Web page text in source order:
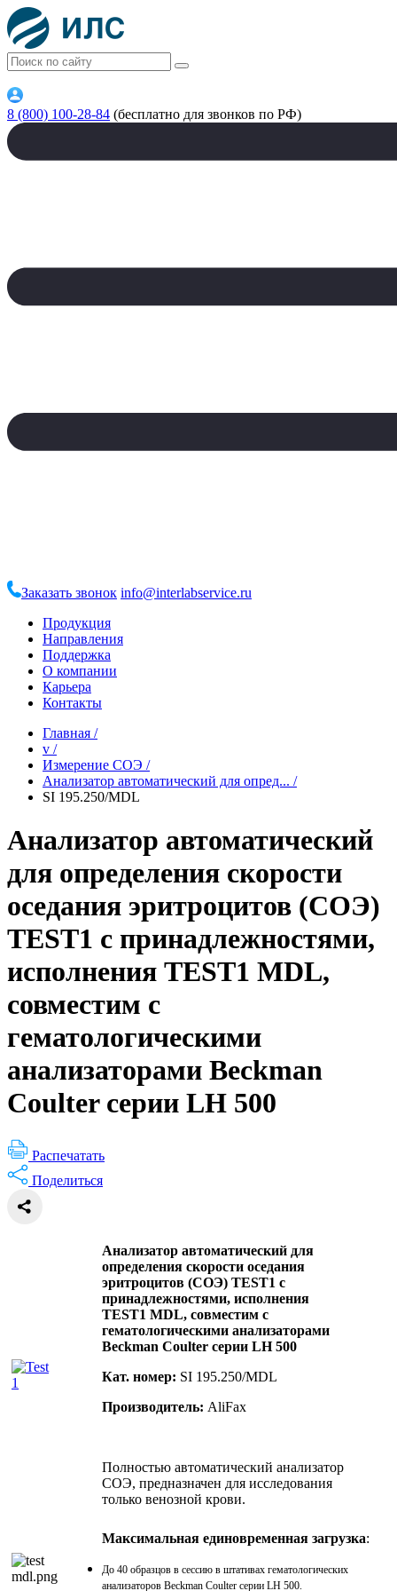
8 (800) 100-28-84 (бесплатно для звонков по РФ)
Заказать звонок info@interlabservice.ru
Продукция
Направления
Поддержка
О компании
Карьера
Контакты
Главная /
v /
Измерение СОЭ /
Анализатор автоматический для опред... /
SI 195.250/MDL
Анализатор автоматический
для определения скорости
оседания эритроцитов (СОЭ)
TEST1 с принадлежностями,
исполнения TEST1 MDL,
совместим с
гематологическими
анализаторами Beckman
Coulter серии LH 500
Распечатать
Поделиться
Анализатор автоматический для
определения скорости оседания
эритроцитов (СОЭ) TEST1 с
принадлежностями, исполнения
TEST1 MDL, совместим с
гематологическими анализаторами
Beckman Coulter серии LH 500
Кат. номер: SI 195.250/MDL
Производитель: AliFax
Полностью автоматический анализатор
СОЭ, предназначен для исследования
только венозной крови.
Максимальная единовременная загрузка:
До 40 образцов в сессию в штативах гематологических
анализаторов Beckman Coulter серии LH 500.